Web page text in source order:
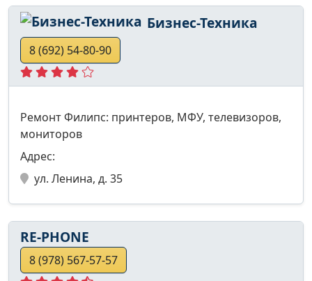
Бизнес-Техника
8 (692) 54-80-90
Ремонт Филипс: принтеров, МФУ, телевизоров,
мониторов
Адрес:
ул. Ленина, д. 35
RE-PHONE
8 (978) 567-57-57